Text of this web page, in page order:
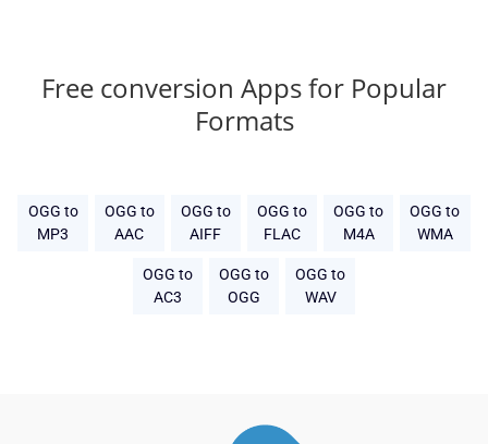
Free conversion Apps for Popular
Formats
OGG to
MP3
OGG to
AAC
OGG to
AIFF
OGG to
FLAC
OGG to
M4A
OGG to
WMA
OGG to
AC3
OGG to
OGG
OGG to
WAV